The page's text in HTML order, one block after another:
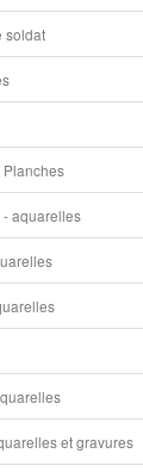
soldat
Planches
aquarelles
et gravures